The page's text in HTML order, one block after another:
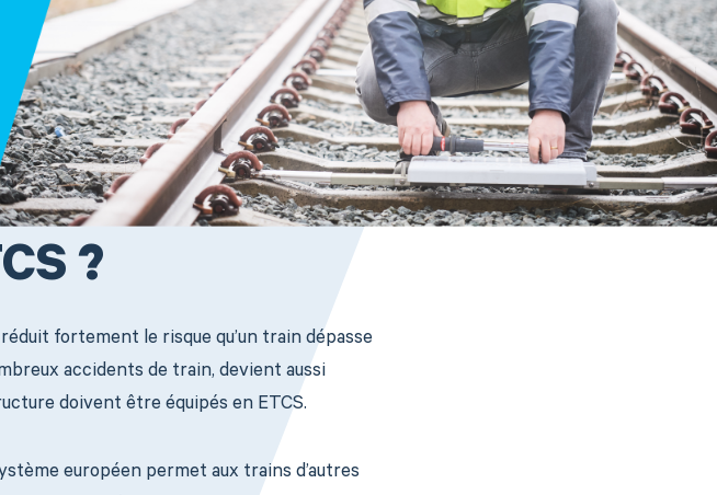
?
fortement le risque qu’un train dépasse
accidents de train, devient aussi
doivent être équipés en ETCS.
européen permet aux trains d’autres